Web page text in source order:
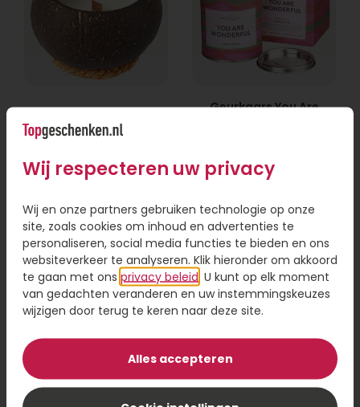
Kokosnoot Kaars
14,95
Geurkaars You Are
16,95
Bestel
Wij respecteren uw privacy
Wij en onze partners gebruiken technologie op onze
site, zoals cookies om inhoud en advertenties te
personaliseren, social media functies te bieden en ons
websiteverkeer te analyseren. Klik hieronder om akkoord
te gaan met ons privacy beleid . U kunt op elk moment
van gedachten veranderen en uw instemmingskeuzes
wijzigen door terug te keren naar deze site.
Alles accepteren